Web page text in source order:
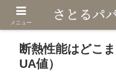
断熱性能はどこ
UA値）
メニュー